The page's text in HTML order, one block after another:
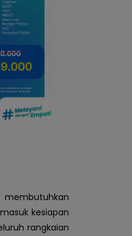
kesiapan
rangkaian